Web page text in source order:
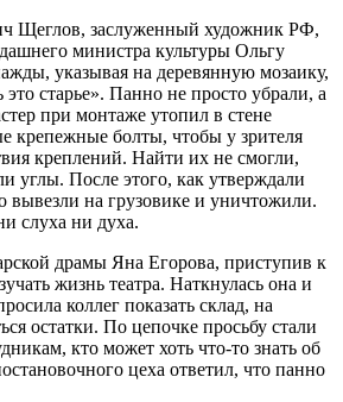
Щеглов, заслуженный художник РФ,
министра культуры Ольгу
указывая на деревянную мозаику,
это старье». Панно не просто убрали, а
при монтаже утопил в стене
крепежные болты, чтобы у зрителя
креплений. Найти их не смогли,
углы. После этого, как утверждали
вывезли на грузовике и уничтожили.
слуха ни духа.
драмы Яна Егорова, приступив к
жизнь театра. Наткнулась она и
коллег показать склад, на
остатки. По цепочке просьбу стали
кто может хоть что-то знать об
цеха ответил, что панно